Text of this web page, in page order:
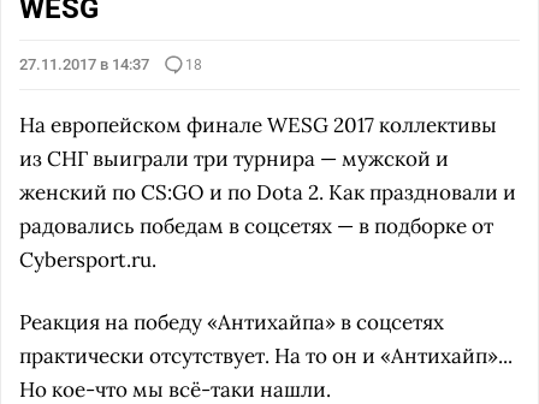
WESG
27.11.2017 в 14:37 18
На европейском финале WESG 2017 коллективы
из СНГ выиграли три турнира — мужской и
женский по CS:GO и по Dota 2. Как праздновали и
радовались победам в соцсетях — в подборке от
Cybersport.ru.
Реакция на победу «Антихайпа» в соцсетях
практически отсутствует. На то он и «Антихайп»...
Но кое-что мы всё-таки нашли.